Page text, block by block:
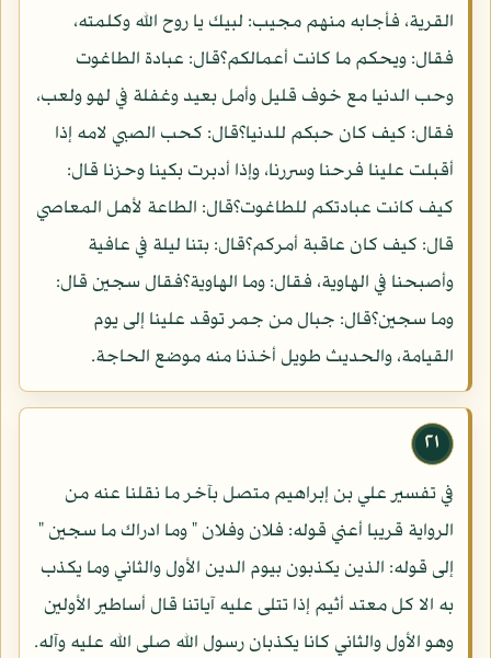
القرية، فأجابه منهم مجيب: لبيك يا روح الله وكلمته،
فقال: ويحكم ما كانت أعمالكم؟قال: عبادة الطاغوت
وحب الدنيا مع خوف قليل وأمل بعيد وغفلة في لهو ولعب،
فقال: كيف كان حبكم للدنيا؟قال: كحب الصبي لامه إذا
أقبلت علينا فرحنا وسررنا، وإذا أدبرت بكينا وحزنا قال:
كيف كانت عبادتكم للطاغوت؟قال: الطاعة لأهل المعاصي
قال: كيف كان عاقبة أمركم؟قال: بتنا ليلة في عافية
وأصبحنا في الهاوية، فقال: وما الهاوية؟فقال سجين قال:
وما سجين؟قال: جبال من جمر توقد علينا إلى يوم
القيامة، والحديث طويل أخذنا منه موضع الحاجة.
٢١
في تفسير علي بن إبراهيم متصل بآخر ما نقلنا عنه من
الرواية قريبا أعني قوله: فلان وفلان " وما ادراك ما سجين "
إلى قوله: الذين يكذبون بيوم الدين الأول والثاني وما يكذب
به الا كل معتد أثيم إذا تتلى عليه آياتنا قال أساطير الأولين
وهو الأول والثاني كانا يكذبان رسول الله صلى الله عليه وآله.